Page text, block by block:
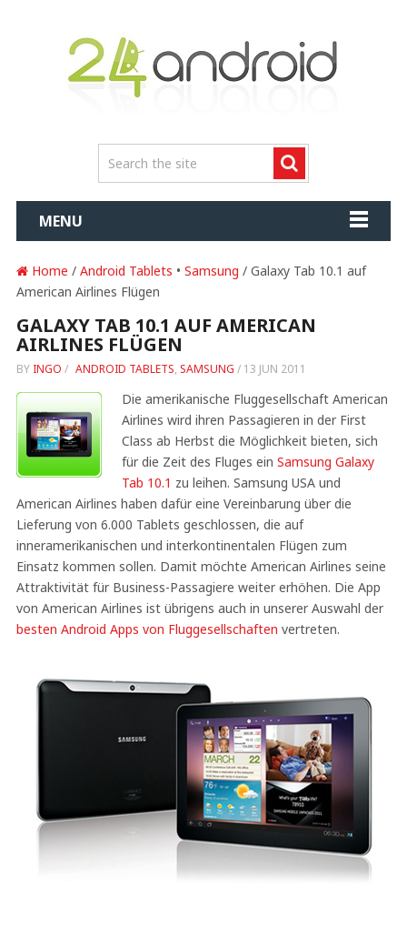
MENU
Home / Android Tablets • Samsung / Galaxy Tab 10.1 auf
American Airlines Flügen
GALAXY TAB 10.1 AUF AMERICAN
AIRLINES FLÜGEN
BY INGO / ANDROID TABLETS, SAMSUNG / 13 JUN 2011
Die amerikanische Fluggesellschaft American
Airlines wird ihren Passagieren in der First
Class ab Herbst die Möglichkeit bieten, sich
für die Zeit des Fluges ein Samsung Galaxy
Tab 10.1 zu leihen. Samsung USA und
American Airlines haben dafür eine Vereinbarung über die
Lieferung von 6.000 Tablets geschlossen, die auf
inneramerikanischen und interkontinentalen Flügen zum
Einsatz kommen sollen. Damit möchte American Airlines seine
Attraktivität für Business-Passagiere weiter erhöhen. Die App
von American Airlines ist übrigens auch in unserer Auswahl der
besten Android Apps von Fluggesellschaften vertreten.